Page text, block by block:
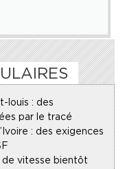
louis : des
par le tracé
: des exigences
de vitesse bientôt